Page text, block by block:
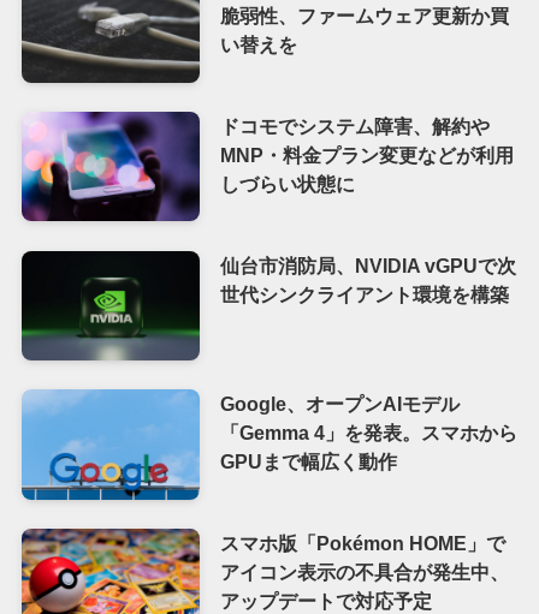
脆弱性、ファームウェア更新か買
い替えを
ドコモでシステム障害、解約や
MNP・料金プラン変更などが利用
しづらい状態に
仙台市消防局、NVIDIA vGPUで次
世代シンクライアント環境を構築
Google、オープンAIモデル
「Gemma 4」を発表。スマホから
GPUまで幅広く動作
スマホ版「Pokémon HOME」で
アイコン表示の不具合が発生中、
アップデートで対応予定